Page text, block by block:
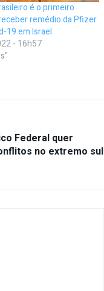
é o primeiro
remédio da Pfizer
19 em Israel
- 16h57
Federal quer
no extremo sul